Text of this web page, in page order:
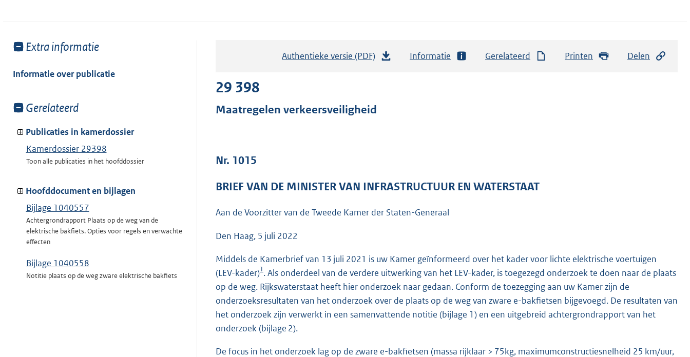
Toon
van:
Extra informatie
Informatie over publicatie
Toon
van:
Gerelateerd
Publicaties in kamerdossier
Kamerdossier 29398
Toon alle publicaties in het hoofddossier
Hoofddocument en bijlagen
Bijlage 1040557
Achtergrondrapport Plaats op de weg van de
elektrische bakfiets. Opties voor regels en verwachte
effecten
Bijlage 1040558
Notitie plaats op de weg zware elektrische bakfiets
Authentieke versie (PDF)
a
r
o
:
3
9
K
b
Informatie Gerelateerd Printen Delen
29 398
Maatregelen verkeersveiligheid
Nr. 1015
BRIEF VAN DE MINISTER VAN INFRASTRUCTUUR EN WATERSTAAT
Aan de Voorzitter van de Tweede Kamer der Staten-Generaal
Den Haag, 5 juli 2022
Middels de Kamerbrief van 13 juli 2021 is uw Kamer geïnformeerd over het kader voor lichte elektrische voertuigen
(LEV-kader)1. Als onderdeel van de verdere uitwerking van het LEV-kader, is toegezegd onderzoek te doen naar de plaats
op de weg. Rijkswaterstaat heeft hier onderzoek naar gedaan. Conform de toezegging aan uw Kamer zijn de
onderzoeksresultaten van het onderzoek over de plaats op de weg van zware e-bakfietsen bijgevoegd. De resultaten van
het onderzoek zijn verwerkt in een samenvattende notitie (bijlage 1) en een uitgebreid achtergrondrapport van het
onderzoek (bijlage 2).
De focus in het onderzoek lag op de zware e-bakfietsen (massa rijklaar > 75kg, maximumconstructiesnelheid 25 km/uur,